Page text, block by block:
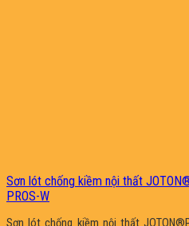
Sơn lót chống kiềm nội thất
PROS-W
Sơn lót chống kiềm nội thất